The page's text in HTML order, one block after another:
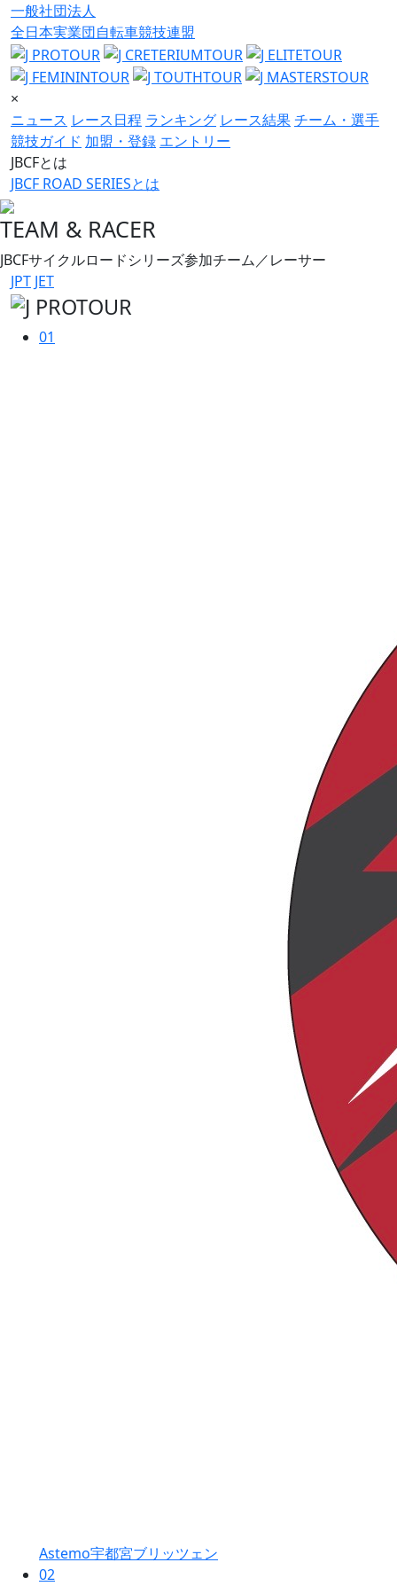
一般社団法人
全日本実業団自転車競技連盟
×
ニュース レース日程 ランキング レース結果チーム・選手
競技ガイド 加盟・登録 エントリー
JBCFとは
JBCF ROAD SERIESとは
TEAM & RACER
JBCFサイクルロードシリーズ参加チーム／レーサー
JPT JET
01
Astemo宇都宮ブリッツェン
02